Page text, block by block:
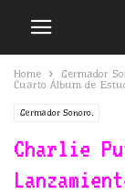
Home Germador
Cuarto Álbum de
Germador Sonoro.
Charlie